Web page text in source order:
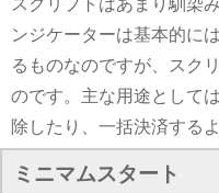
スクリプトはあまり馴染
ンジケーターは基本的に
るものなのですが、スク
のです。主な用途として
除したり、一括決済する
ミニマムスタート